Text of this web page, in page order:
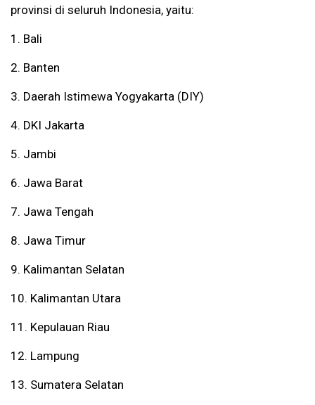
provinsi di seluruh Indonesia, yaitu:
1. Bali
2. Banten
3. Daerah Istimewa Yogyakarta (DIY)
4. DKI Jakarta
5. Jambi
6. Jawa Barat
7. Jawa Tengah
8. Jawa Timur
9. Kalimantan Selatan
10. Kalimantan Utara
11. Kepulauan Riau
12. Lampung
13. Sumatera Selatan